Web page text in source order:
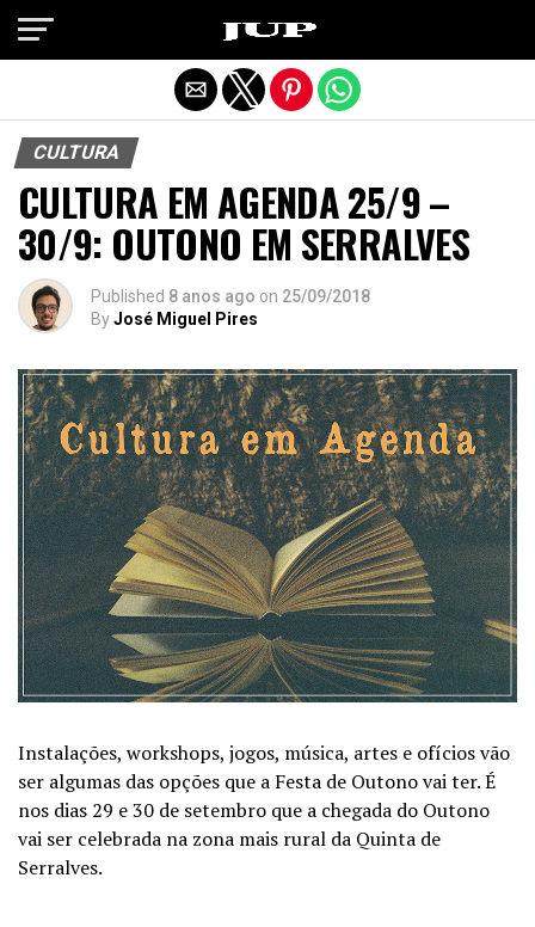
CULTURA
CULTURA EM AGENDA 25/9 –
30/9: OUTONO EM SERRALVES
Published 8 anos ago on 25/09/2018
ByJosé Miguel Pires
Instalações, workshops, jogos, música, artes e ofícios vão
ser algumas das opções que a Festa de Outono vai ter. É
nos dias 29 e 30 de setembro que a chegada do Outono
vai ser celebrada na zona mais rural da Quinta de
Serralves.
Exit mobile version